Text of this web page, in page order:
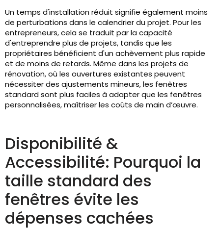
Un temps d'installation réduit signifie également moins
de perturbations dans le calendrier du projet. Pour les
entrepreneurs, cela se traduit par la capacité
d'entreprendre plus de projets, tandis que les
propriétaires bénéficient d'un achèvement plus rapide
et de moins de retards. Même dans les projets de
rénovation, où les ouvertures existantes peuvent
nécessiter des ajustements mineurs, les fenêtres
standard sont plus faciles à adapter que les fenêtres
personnalisées, maîtriser les coûts de main d’œuvre.
Disponibilité &
Accessibilité: Pourquoi la
taille standard des
fenêtres évite les
dépenses cachées